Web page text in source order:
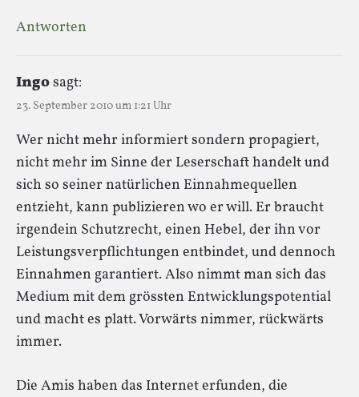
Antworten
Ingosagt:
23. September 2010 um 1:21 Uhr
Wer nicht mehr informiert sondern propagiert,
nicht mehr im Sinne der Leserschaft handelt und
sich so seiner natürlichen Einnahmequellen
entzieht, kann publizieren wo er will. Er braucht
irgendein Schutzrecht, einen Hebel, der ihn vor
Leistungsverpflichtungen entbindet, und dennoch
Einnahmen garantiert. Also nimmt man sich das
Medium mit dem grössten Entwicklungspotential
und macht es platt. Vorwärts nimmer, rückwärts
immer.
Die Amis haben das Internet erfunden, die